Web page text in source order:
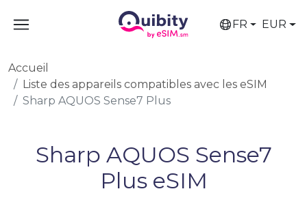
FR EUR
Accueil
Liste des appareils compatibles avec les eSIM
Sharp AQUOS Sense7 Plus
Sharp AQUOS Sense7
Plus eSIM